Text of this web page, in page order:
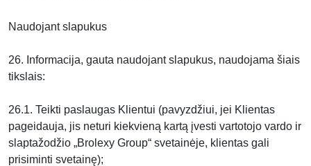
Naudojant slapukus
26. Informacija, gauta naudojant slapukus, naudojama šiais
tikslais:
26.1. Teikti paslaugas Klientui (pavyzdžiui, jei Klientas
pageidauja, jis neturi kiekvieną kartą įvesti vartotojo vardo ir
slaptažodžio „Brolexy Group“ svetainėje, klientas gali
prisiminti svetainę);